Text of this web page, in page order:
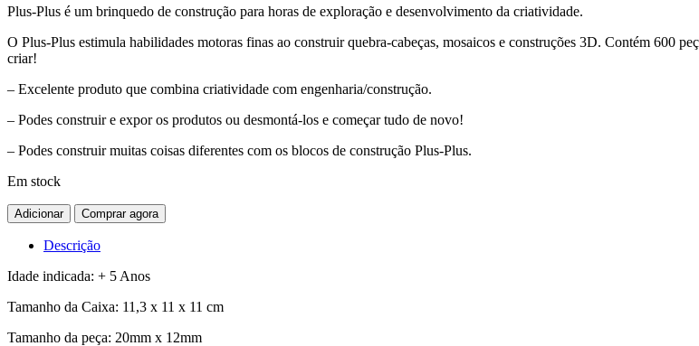
Plus-Plus é um brinquedo de construção para horas de exploração e desenvolvimento da criatividade.
O Plus-Plus estimula habilidades motoras finas ao construir quebra-cabeças, mosaicos e construções 3D. Contém 600
criar!
– Excelente produto que combina criatividade com engenharia/construção.
– Podes construir e expor os produtos ou desmontá-los e começar tudo de novo!
– Podes construir muitas coisas diferentes com os blocos de construção Plus-Plus.
Em stock
Quantidade
PLUS-
PLUS
/
PCS
Adicionar Comprar agora
Descrição
Idade indicada: + 5 Anos
Tamanho da Caixa: 11,3 x 11 x 11 cm
Tamanho da peça: 20mm x 12mm